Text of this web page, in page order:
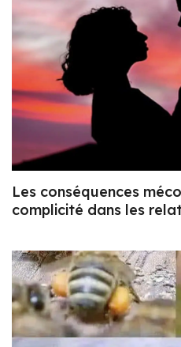
Les conséquences
complicité dans les